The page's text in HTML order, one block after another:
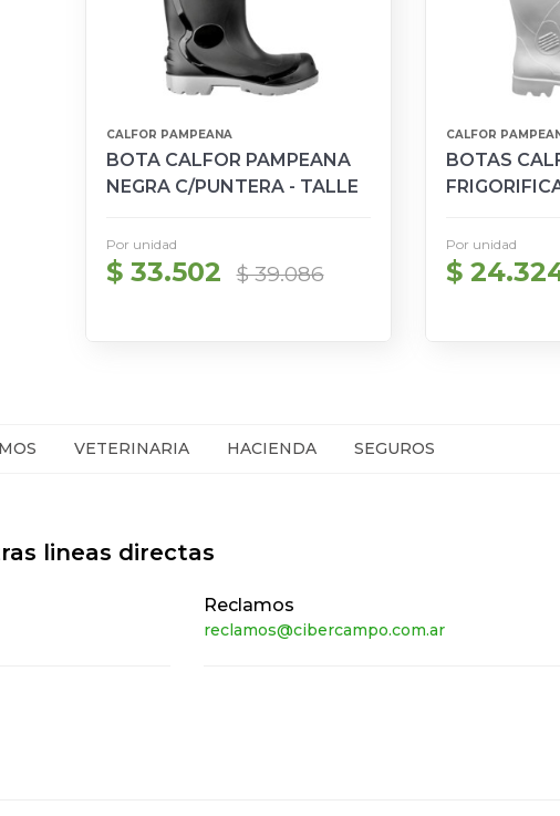
CALFOR PAMPEANA
BOTA CALFOR PAMPEANA
NEGRA C/PUNTERA - TALLE
Por unidad
$ 33.502 $ 39.086
CALFOR
BOTAS
Por unidad
$
VETERINARIA HACIENDA SEGUROS
lineas directas
Reclamos
reclamos@cibercampo.com.ar